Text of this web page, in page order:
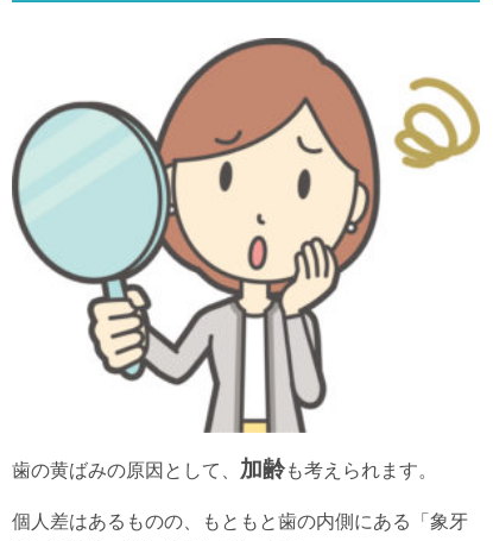
歯の黄ばみの原因として、 加齢も考えられます。
個人差はあるものの、もともと歯の内側にある「象牙